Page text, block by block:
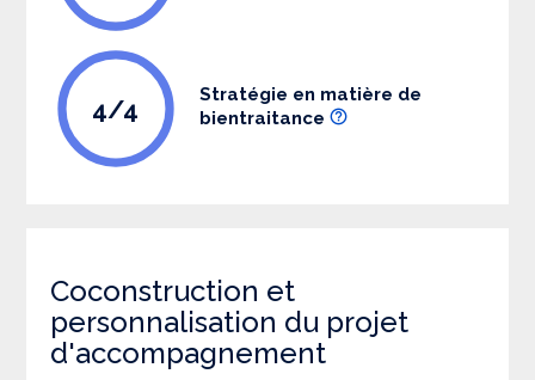
4/4
Stratégie en matière de
bientraitance
Coconstruction et
personnalisation du projet
d'accompagnement